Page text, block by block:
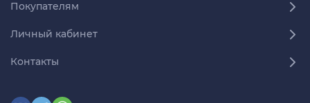
Покупателям
Личный кабинет
Контакты